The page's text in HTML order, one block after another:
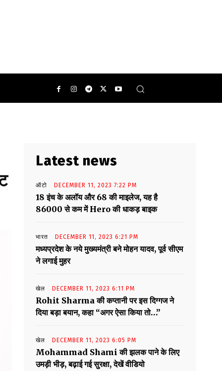
Latest news
ऑटो DECEMBER 11, 2023 7:22 PM
18 इंच के अलॉय और 68 की माइलेज, यह है
86000 से कम में Hero की धाकड़ बाइक
भारत DECEMBER 11, 2023 6:21 PM
मध्यप्रदेश के नये मुख्यमंत्री बने मोहन यादव, पूर्व सीएम
ने लगाई मुहर
खेल DECEMBER 11, 2023 6:11 PM
Rohit Sharma की कप्तानी पर इस दिग्गज ने
दिया बड़ा बयान, कहा “अगर ऐसा किया तो…”
खेल DECEMBER 11, 2023 6:05 PM
Mohammad Shami की झलक पाने के लिए
उमड़ी भीड़, बढ़ाई गई सुरक्षा, देखें वीडियो